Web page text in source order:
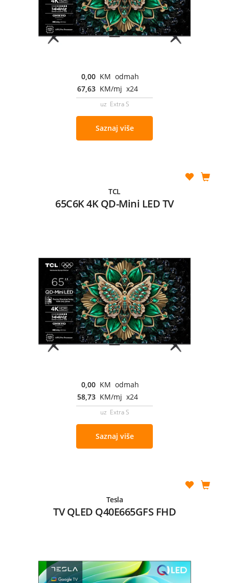
0,00 KM odmah
67,63 KM/mj x24
uz Extra S
Saznaj više
TCL
65C6K 4K QD-Mini LED TV
0,00 KM odmah
58,73 KM/mj x24
uz Extra S
Saznaj više
Tesla
TV QLED Q40E665GFS FHD